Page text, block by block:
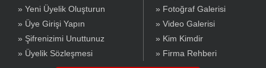
» Yeni Üyelik Oluşturun
» Üye Girişi Yapın
» Şifrenizimi Unuttunuz
» Üyelik Sözleşmesi
» Fotoğraf Galerisi
» Video Galerisi
» Kim Kimdir
» Firma Rehberi